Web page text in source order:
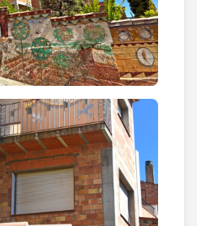
i humana. Fou un artista
historiador, assagista i
patrimoni. Autodidacta i
gran representant d’una
la llarga postguerra, va
i mantenir viva la identitat
trigar a arribar. L’any
premi provincial a Flix amb